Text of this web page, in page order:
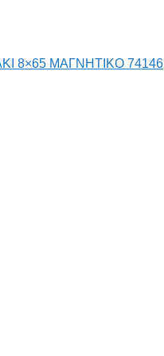
8×65 ΜΑΓΝΗΤΙΚΟ 74146